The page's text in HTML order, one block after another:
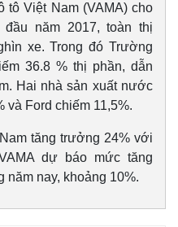
tô Việt Nam (VAMA) cho
năm 2017, toàn thị
xe. Trong đó Trường
36.8 % thị phần, dẫn
Hai nhà sản xuất nước
và Ford chiếm 11,5%.
tăng trưởng 24% với
dự báo mức tăng
năm nay, khoảng 10%.